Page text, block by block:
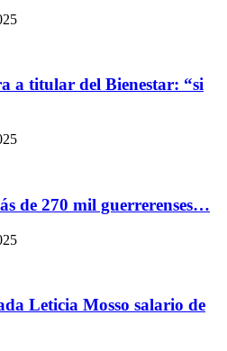
a titular del Bienestar: “si
de 270 mil guerrerenses…
Leticia Mosso salario de